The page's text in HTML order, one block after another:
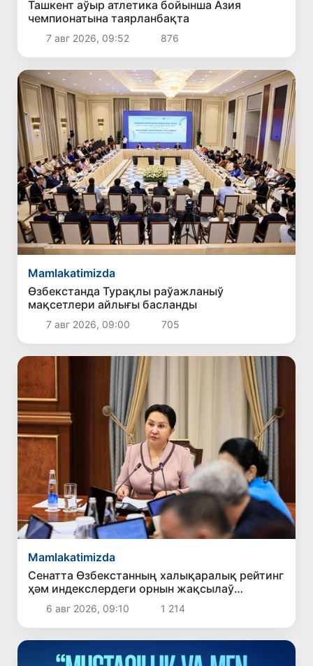
Ташкент аўыр атлетика бойынша Азия
чемпионатына таярланбақта
7 авг 2026, 09:52 876
Mamlakatimizda
Өзбекстанда Турақлы раўажланыў
мақсетлери айлығы басланды
7 авг 2026, 09:00 705
Mamlakatimizda
Сенатта Өзбекстанның халықаралық рейтинг
ҳәм индекслердеги орнын жақсылаў
илажлары додаланды
6 авг 2026, 09:10 1 214